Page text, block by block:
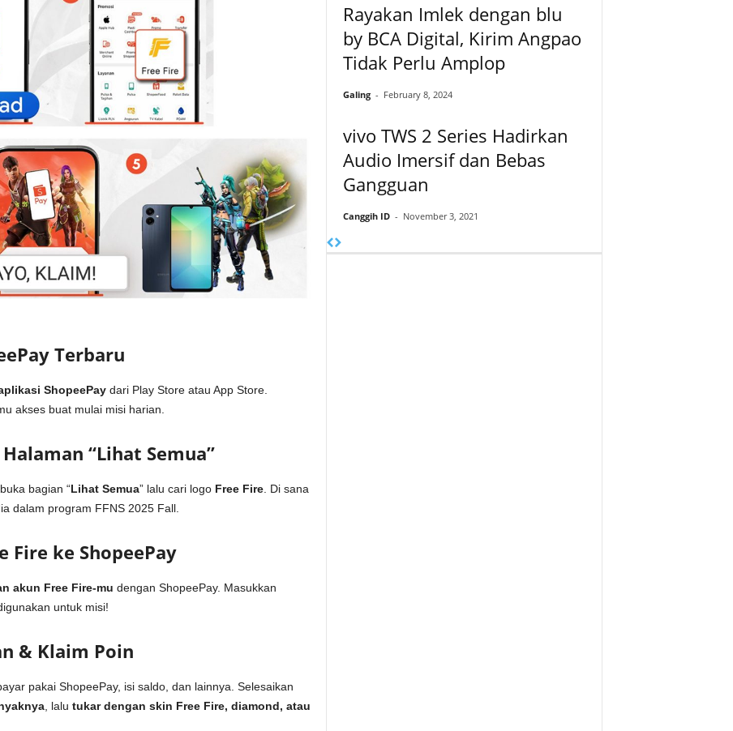
Terbaru
ShopeePaydari Play Store atau App Store.
akses buat mulai misi harian.
“Lihat Semua”
bagian “Lihat Semua” lalu cari logo Free Fire. Di sana
dalam program FFNS 2025 Fall.
Fire ke ShopeePay
akun Free Fire-mu dengan ShopeePay. Masukkan
untuk misi!
& Klaim Poin
pakai ShopeePay, isi saldo, dan lainnya. Selesaikan
, lalu tukar dengan skin Free Fire, diamond, atau
Rayakan Imlek dengan blu
by BCA Digital, Kirim Angpao
Tidak Perlu Amplop
Galing - February 8, 2024
vivo TWS 2 Series Hadirkan
Audio Imersif dan Bebas
Gangguan
Canggih ID - November 3, 2021